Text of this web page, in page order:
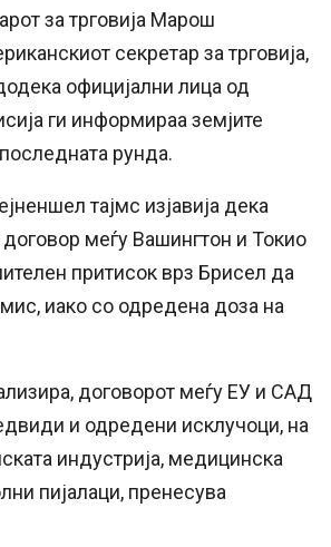
за трговија Марош
секретар за трговија,
официјални лица од
ги информираа земјите
рунда.
тајмс изјавија дека
меѓу Вашингтон и Токио
притисок врз Брисел да
иако со одредена доза на
договорот меѓу ЕУ и САД
и одредени исклучоци, на
индустрија, медицинска
пијалаци, пренесува